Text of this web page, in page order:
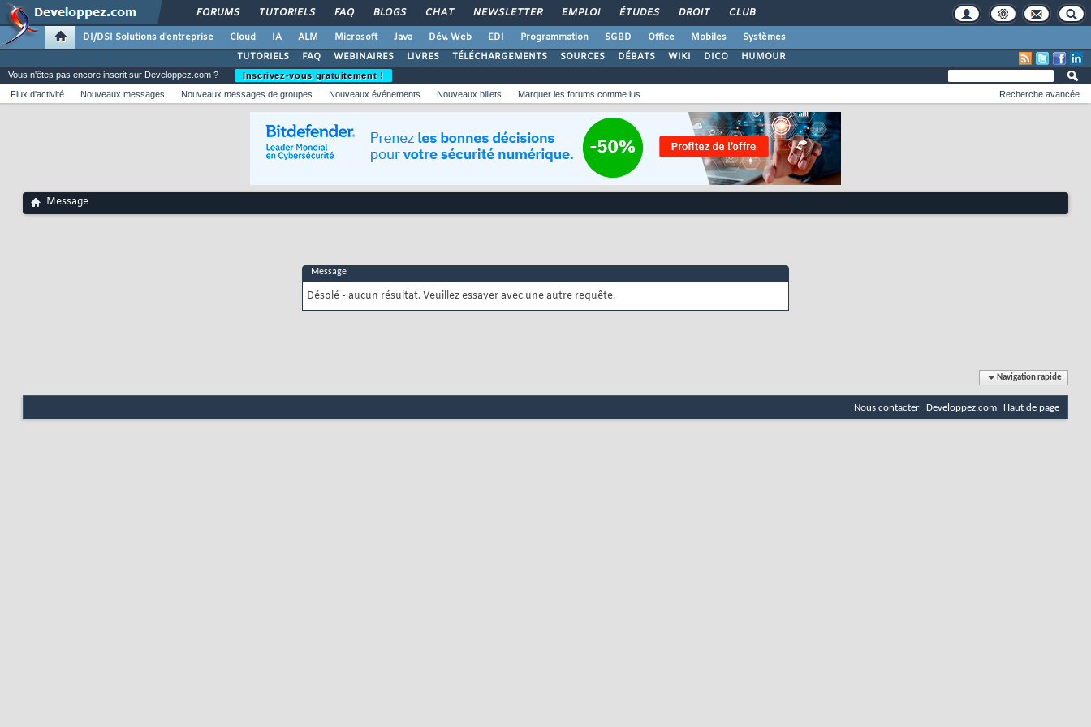
FORUMS TUTORIELS FAQ BLOGS CHAT NEWSLETTER EMPLOI ÉTUDES DROIT CLUB
DI/DSI Solutions d'entreprise Cloud IA ALM Microsoft Java Dév. Web EDI Programmation SGBD Office Mobiles
Systèmes
TUTORIELS
FAQ WEBINAIRES LIVRES TÉLÉCHARGEMENTS SOURCES DÉBATS WIKI DICO HUMOUR
Vous n'êtes pas encore inscrit sur Developpez.com ?
Inscrivez-vous gratuitement !
Flux d'activité
Nouveaux messages Nouveaux messages de groupes Nouveaux événements Nouveaux billets Marquer les forums comme lus Recherche avancée
Message
Message
Désolé - aucun résultat. Veuillez essayer avec une autre requête.
Navigation rapide
Nous contacter Developpez.com Haut de page